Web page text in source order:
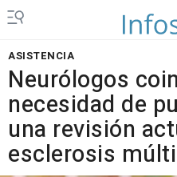
ASISTENCIA
Neurólogos
necesidad de
una revisión
esclerosis